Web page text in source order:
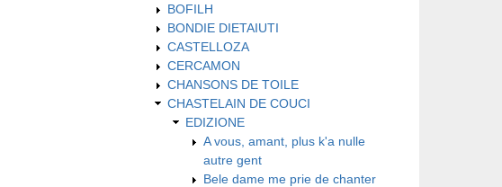
BOFILH
BONDIE DIETAIUTI
CASTELLOZA
CERCAMON
CHANSONS DE TOILE
CHASTELAIN DE COUCI
EDIZIONE
A vous, amant, plus k'a nulle
autre gent
Bele dame me prie de chanter